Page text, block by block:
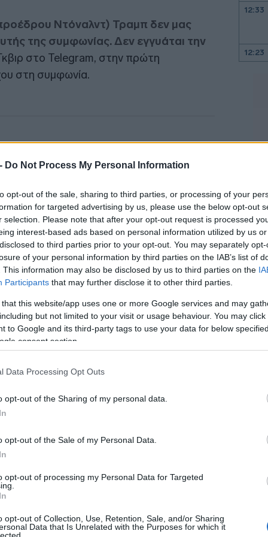
Do Not Process My Personal Information
opt-out of the sale, sharing to third parties, or processing of your
for targeted advertising by us, please use the below opt-out
selection. Please note that after your opt-out request is processed
interest-based ads based on personal information utilized by us
to third parties prior to your opt-out. You may separately
of your personal information by third parties on the IAB’s list of
This information may also be disclosed by us to third parties on the
Participants that may further disclose it to other third parties.
that this website/app uses one or more Google services and may
but not limited to your visit or usage behaviour. You may
to Google and its third-party tags to use your data for below
consent section.
Data Processing Opt Outs
opt-out of the Sharing of my personal data.
opt-out of the Sale of my Personal Data.
opt-out of processing my Personal Data for Targeted
opt-out of Collection, Use, Retention, Sale, and/or Sharing
Data that Is Unrelated with the Purposes for which it
Ντόναλντ) Τραμπ δεν μας
της συμφωνίας. Δεν εγγυάται την
στο Telegram, στην πρώτη
στη συμφωνία.
τίποτε λιγότερο από την εξάρθρωση
ούτε εκατοστό από το
έχουν κατακτήσει και καθαρίσει από
πρόσθεσε.
12:33
12:23
12:01
11:43
11:16